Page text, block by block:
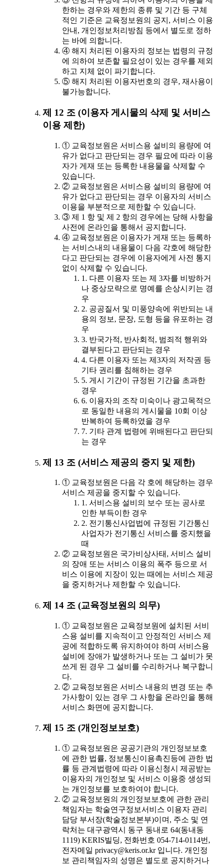
한하는 경우와 제한의 종류 및 기간 등 구체
적인 기준은 교육정보원의 공지, 서비스 이용
안내, 개인정보처리방침 등에서 별도로 정하
는 바에 의합니다.
④ 해지 처리된 이용자의 정보는 법령의 규정
에 의하여 보존할 필요성이 있는 경우를 제외
하고 지체 없이 파기합니다.
⑤ 해지 처리된 이용자번호의 경우, 재사용이
불가능합니다.
제 12 조 (이용자 게시물의 삭제 및 서비스
이용 제한)
① 교육정보원은 서비스용 설비의 용량에 여
유가 없다고 판단되는 경우 필요에 따라 이용
자가 게재 또는 등록한 내용물을 삭제할 수
있습니다.
② 교육정보원은 서비스용 설비의 용량에 여
유가 없다고 판단되는 경우 이용자의 서비스
이용을 부분적으로 제한할 수 있습니다.
③ 제 1 항 및 제 2 항의 경우에는 당해 사항을
사전에 온라인을 통해서 공지합니다.
④ 교육정보원은 이용자가 게재 또는 등록하
는 서비스내의 내용물이 다음 각호에 해당한
다고 판단되는 경우에 이용자에게 사전 통지
없이 삭제할 수 있습니다.
1. 다른 이용자 또는 제 3자를 비방하거
나 중상모략으로 명예를 손상시키는 경
우
2. 공공질서 및 미풍양속에 위반되는 내
용의 정보, 문장, 도형 등을 유포하는 경
우
3. 반국가적, 반사회적, 범죄적 행위와
결부된다고 판단되는 경우
4. 다른 이용자 또는 제3자의 저작권 등
기타 권리를 침해하는 경우
5. 게시 기간이 규정된 기간을 초과한
경우
6. 이용자의 조작 미숙이나 광고목적으
로 동일한 내용의 게시물을 10회 이상
반복하여 등록하였을 경우
7. 기타 관계 법령에 위배된다고 판단되
는 경우
제 13 조 (서비스 제공의 중지 및 제한)
① 교육정보원은 다음 각 호에 해당하는 경우
서비스 제공을 중지할 수 있습니다.
1. 서비스용 설비의 보수 또는 공사로
인한 부득이한 경우
2. 전기통신사업법에 규정된 기간통신
사업자가 전기통신 서비스를 중지했을
때
② 교육정보원은 국가비상사태, 서비스 설비
의 장애 또는 서비스 이용의 폭주 등으로 서
비스 이용에 지장이 있는 때에는 서비스 제공
을 중지하거나 제한할 수 있습니다.
제 14 조 (교육정보원의 의무)
① 교육정보원은 교육정보원에 설치된 서비
스용 설비를 지속적이고 안정적인 서비스 제
공에 적합하도록 유지하여야 하며 서비스용
설비에 장애가 발생하거나 또는 그 설비가 못
쓰게 된 경우 그 설비를 수리하거나 복구합니
다.
② 교육정보원은 서비스 내용의 변경 또는 추
가사항이 있는 경우 그 사항을 온라인을 통해
서비스 화면에 공지합니다.
제 15 조 (개인정보보호)
① 교육정보원은 공공기관의 개인정보보호
에 관한 법률, 정보통신이용촉진등에 관한 법
률 등 관계법령에 따라 이용신청시 제공받는
이용자의 개인정보 및 서비스 이용중 생성되
는 개인정보를 보호하여야 합니다.
② 교육정보원의 개인정보보호에 관한 관리
책임자는 학술연구정보서비스 이용자 관리
담당 부서장(학술정보본부)이며, 주소 및 연
락처는 대구광역시 동구 동내로 64(동내동
1119) KERIS빌딩, 전화번호 054-714-0114번,
전자메일 privacy@keris.or.kr 입니다. 개인정
보 관리책임자의 성명은 별도로 공지하거나